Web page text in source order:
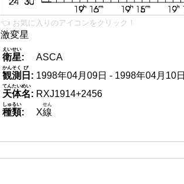
👈 お気に入りのアイコンをクリック！
激変星
衛星
えいせい
:
ASCA
観測
かんそく
日
び
: 1998年04月09日 - 1998年04月10日
天体名
てんたいめい
: RXJ1914+2456
種類
しゅるい
: X線
せん